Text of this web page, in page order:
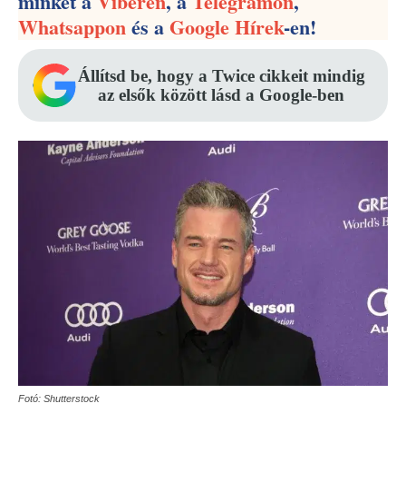
Whatsapponés aGoogle Hírek-en!
Állítsd be, hogy a Twice cikkeit mindig
az elsők között lásd a Google-ben
Fotó: Shutterstock